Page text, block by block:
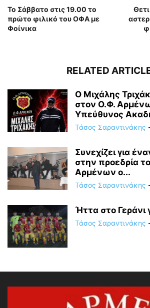
Το Σάββατο στις 19.00 το
πρώτο φιλικό του ΟΦΑ με
Φοίνικα
RELATED
Ο Μιχάλης
στον Ο.Φ.
Υπεύθυνος
Τάσος Σαραντινάκης
Συνεχίζει για
στην προεδρία
Αρμένων ο...
Τάσος Σαραντινάκης
Ήττα στο Γεράνι
Τάσος Σαραντινάκης